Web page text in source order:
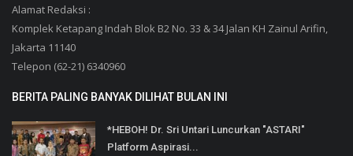
Alamat Redaksi :
Komplek Ketapang Indah Blok B2 No. 33 & 34 Jalan KH Zainul Arifin,
Jakarta 11140
Telepon (62-21) 6340960
BERITA PALING BANYAK DILIHAT BULAN INI
*HEBOH! Dr. Sri Untari Luncurkan "ASTARI"
Platform Aspirasi...